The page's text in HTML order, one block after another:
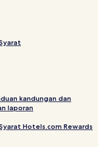
Austin Hills
kandungan dan
laporan
Hotels.com Rewards